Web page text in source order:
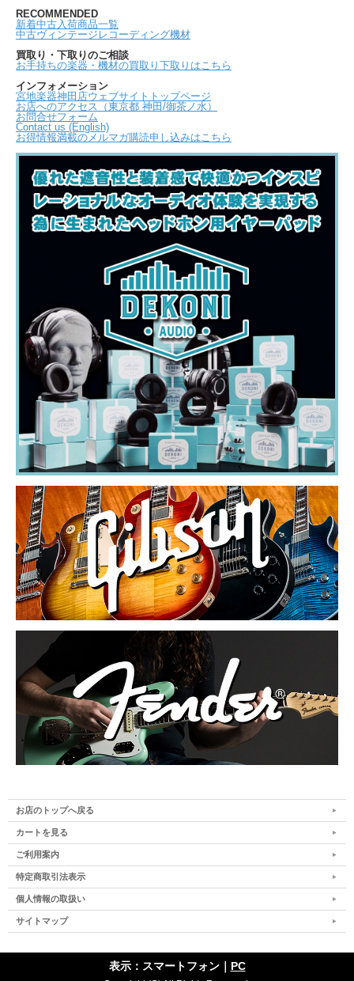
RECOMMENDED
新着中古入荷商品一覧
中古ヴィンテージレコーディング機材
買取り・下取りのご相談
お手持ちの楽器・機材の買取り下取りはこちら
インフォメーション
宮地楽器神田店ウェブサイトトップページ
お店へのアクセス（東京都 神田/御茶ノ水）
お問合せフォーム
Contact us (English)
お得情報満載のメルマガ購読申し込みはこちら
お店のトップへ戻る
カートを見る
ご利用案内
特定商取引法表示
個人情報の取扱い
サイトマップ
表示：スマートフォン｜ PC